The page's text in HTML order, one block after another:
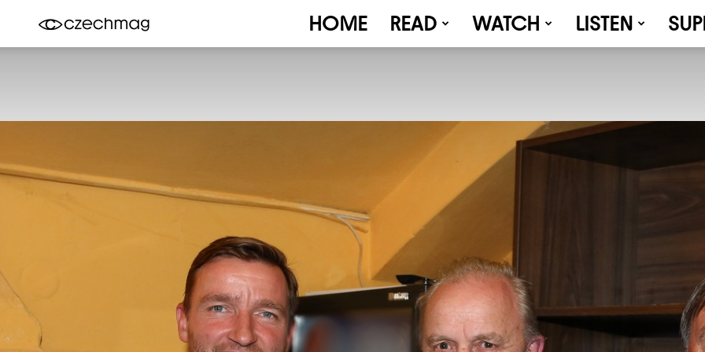
HOME READ WATCH LISTEN